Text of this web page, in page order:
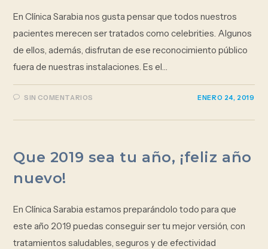
En Clínica Sarabia nos gusta pensar que todos nuestros
pacientes merecen ser tratados como celebrities. Algunos
de ellos, además, disfrutan de ese reconocimiento público
fuera de nuestras instalaciones. Es el…
SIN COMENTARIOS ENERO 24, 2019
Que 2019 sea tu año, ¡feliz año
nuevo!
En Clínica Sarabia estamos preparándolo todo para que
este año 2019 puedas conseguir ser tu mejor versión, con
tratamientos saludables, seguros y de efectividad